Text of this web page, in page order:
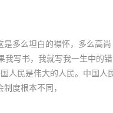
么坦白的襟怀，多么高尚
写书，我就写我一生中的错
民是伟大的人民。中国人
度根本不同，